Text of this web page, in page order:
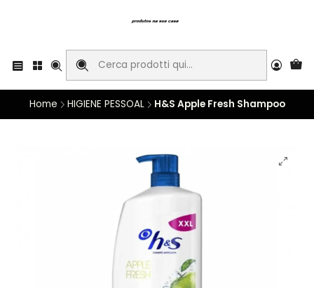
Home HIGIENE PESSOAL H&S Apple Fresh Shampoo